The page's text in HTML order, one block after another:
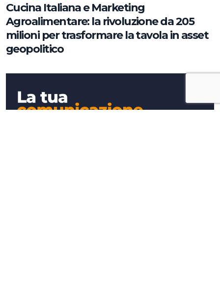
Cucina Italiana e Marketing
Agroalimentare: la rivoluzione da 205
milioni per trasformare la tavola in asset
geopolitico